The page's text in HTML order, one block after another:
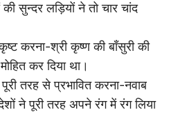
सुन्दर लड़ियों ने तो चार चांद
करना-श्री कृष्ण की बाँसुरी की
कर दिया था।
तरह से प्रभावित करना-नवाब
ने पूरी तरह अपने रंग में रंग लिया